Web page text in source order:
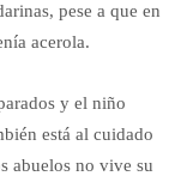
pese a que en
acerola.
y el niño
está al cuidado
abuelos no vive su